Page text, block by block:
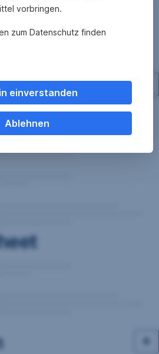
vorbringen.
zum Datenschutz finden
einverstanden
Ablehnen